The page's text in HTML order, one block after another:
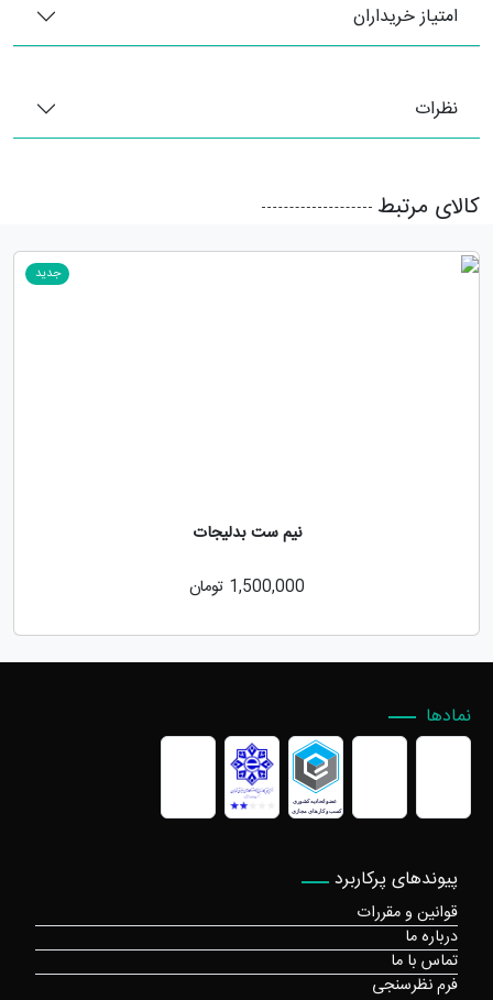
امتیاز خریداران
نظرات
کالای مرتبط
جدید
نیم ست بدلیجات
1,500,000 تومان
پیوندهای پرکاربرد
قوانین و مقررات
درباره ما
تماس با ما
فرم نظرسنجی
نمادها